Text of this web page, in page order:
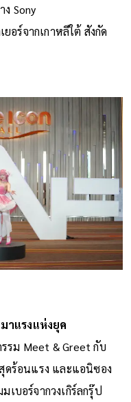
Sony
อร์จากเกาหลีใต้ สังกัด
มาแรงแห่งยุค
รม Meet & Greet กับ
ร้อนแรง และแอนิซอง
เบอร์จากวงเกิร์ลกรุ๊ป